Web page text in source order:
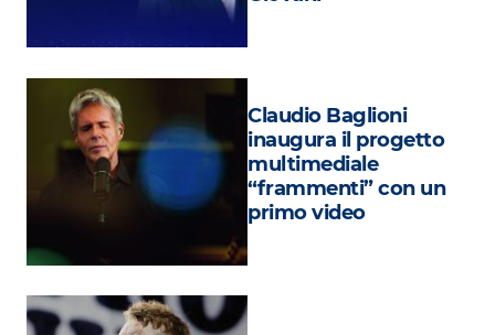
News
Musica
Cultura
Attualità
Costume
Extra
Eventi
Claudio Baglioni
inaugura il progetto
multimediale
“frammenti” con un
primo video